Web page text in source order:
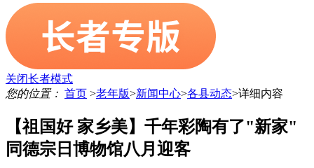
关闭长者模式
您的位置： 首页 >老年版>新闻中心>各县动态>详细内容
【祖国好 家乡美】千年彩陶有了"新家"
同德宗日博物馆八月迎客